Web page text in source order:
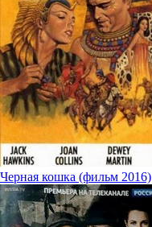
Черная кошка (фильм 2016)